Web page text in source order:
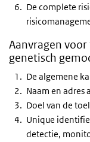
De complete
Aanvragen
genetisch
De algemene
Naam en adres
Doel van de
Unique
detectie,